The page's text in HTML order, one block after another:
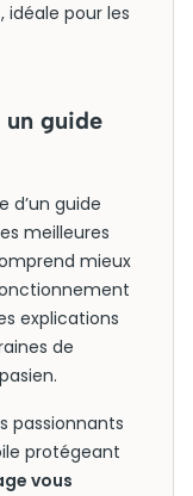
idéale pour les
un guide
d’un guide
meilleures
mieux
explications
de
passionnants
protégeant
vous